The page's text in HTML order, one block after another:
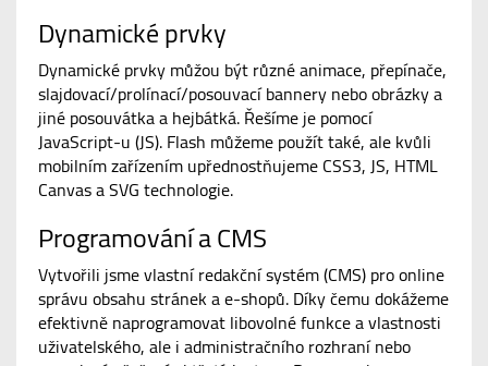
Dynamické prvky
Dynamické prvky můžou být různé animace, přepínače,
slajdovací/prolínací/posouvací bannery nebo obrázky a
jiné posouvátka a hejbátká. Řešíme je pomocí
JavaScript-u (JS). Flash můžeme použít také, ale kvůli
mobilním zařízením upřednostňujeme CSS3, JS, HTML
Canvas a SVG technologie.
Programování a CMS
Vytvořili jsme vlastní redakční systém (CMS) pro online
správu obsahu stránek a e-shopů. Díky čemu dokážeme
efektivně naprogramovat libovolné funkce a vlastnosti
uživatelského, ale i administračního rozhraní nebo